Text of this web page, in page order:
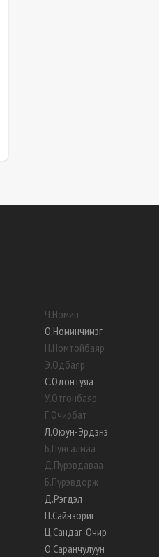
Ч.Номин
О.Номинчимэг
Н.Номтойбаяр
Э.Одбаяр
С.Одонтуяа
У.Отгонбаяр
Г.Очирбат
Л.Оюун-Эрдэнэ
Б.Пунсалмаа
Д.Пүрэвдаваа
Б.Пүрэвдорж
Д.Рэгдэл
П.Сайнзориг
Ц.Сандаг-Очир
О.Саранчулуун